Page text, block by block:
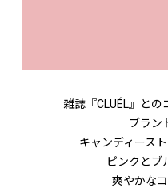
雑誌『CLUÉL』との
ブラン
キャンディース
ピンクとブ
爽やかな